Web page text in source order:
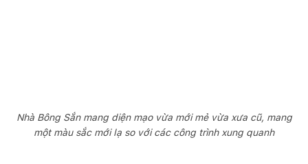
Nhà Bông Sắn mang diện mạo vừa mới mẻ vừa xưa cũ, mang
một màu sắc mới lạ so với các công trình xung quanh